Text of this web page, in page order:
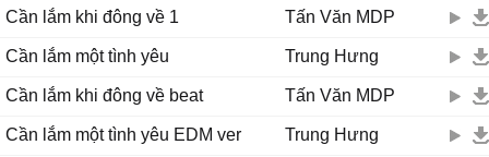
Có thể nào quay ngược thời gian
Gửi đợi chờ vào hư vô.
Cố quên trong lòng, cố gắng nuôi hi vọng
Càng tránh né nỗi đau, nỗi đau càng khắc sâu
Cần lắm khi đông về 1 Tấn Văn MDP
Cần lắm một tình yêu Trung Hưng
Cần lắm khi đông về beat Tấn Văn MDP
Cần lắm một tình yêu EDM ver Trung Hưng